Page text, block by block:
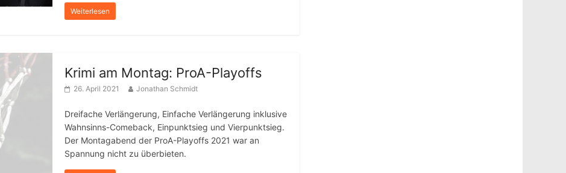
Weiterlesen
Krimi am Montag: ProA-Playoffs
26. April 2021 Jonathan Schmidt
Dreifache Verlängerung, Einfache Verlängerung inklusive
Wahnsinns-Comeback, Einpunktsieg und Vierpunktsieg.
Der Montagabend der ProA-Playoffs 2021 war an
Spannung nicht zu überbieten.